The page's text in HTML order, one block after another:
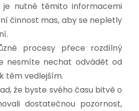
je nutné těmito informacemi
činnost mas, aby se nepletly
procesy přece rozdílný
nesmíte nechat odvádět od
těm vedlejším.
že byste svého času bitvě o
dostatečnou pozornost,